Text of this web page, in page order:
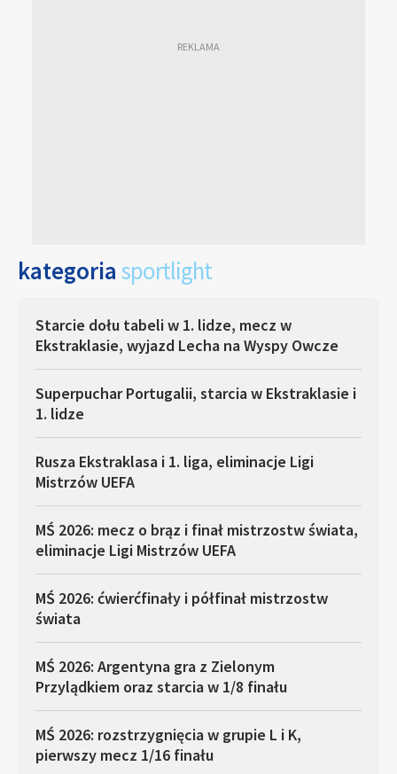
kategoria sportlight
Starcie dołu tabeli w 1. lidze, mecz w
Ekstraklasie, wyjazd Lecha na Wyspy Owcze
Superpuchar Portugalii, starcia w Ekstraklasie i
1. lidze
Rusza Ekstraklasa i 1. liga, eliminacje Ligi
Mistrzów UEFA
MŚ 2026: mecz o brąz i finał mistrzostw świata,
eliminacje Ligi Mistrzów UEFA
MŚ 2026: ćwierćfinały i półfinał mistrzostw
świata
MŚ 2026: Argentyna gra z Zielonym
Przylądkiem oraz starcia w 1/8 finału
MŚ 2026: rozstrzygnięcia w grupie L i K,
pierwszy mecz 1/16 finału